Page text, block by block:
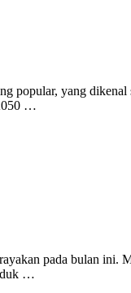
popular, yang
…
pada bulan ini.
…